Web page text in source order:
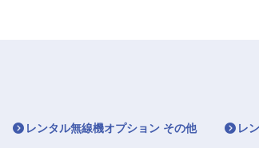
レンタル無線機オプション その他 レ